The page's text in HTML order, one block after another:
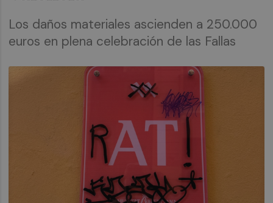
Los daños materiales ascienden a 250.000
euros en plena celebración de las Fallas